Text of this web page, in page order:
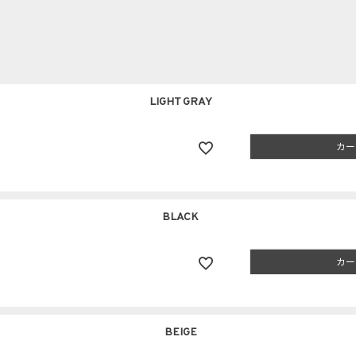
LIGHT GRAY
カ
BLACK
カ
BEIGE